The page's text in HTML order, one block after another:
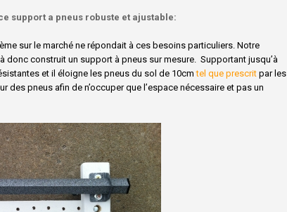
support a pneus robuste et ajustable:
sur le marché ne répondait à ces besoins particuliers. Notre
donc construit un support à pneus sur mesure. Supportant jusqu’à
et il éloigne les pneus du sol de 10cmtel que prescrit par les
pneus afin de n’occuper que l’espace nécessaire et pas un